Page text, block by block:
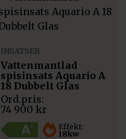
Effekt:
18kw
INSATSER
Vattenmantlad
spisinsats Aquario A
18 Dubbelt Glas
74 900 kr